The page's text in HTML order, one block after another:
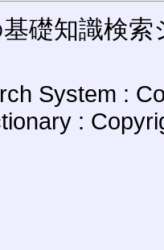
礎知識検索
System :
: